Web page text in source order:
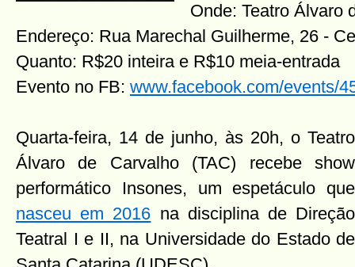
Onde: Teatro Álvaro
Endereço: Rua Marechal Guilherme, 26 -
Quanto: R$20 inteira e R$10 meia-entrada
Evento no FB: www.facebook.com/events/
Quarta-feira, 14 de junho, às 20h, o Teatro
Álvaro de Carvalho (TAC) recebe show
performático Insones, um espetáculo que
nasceu em 2016 na disciplina de Direção
Teatral I e II, na Universidade do Estado de